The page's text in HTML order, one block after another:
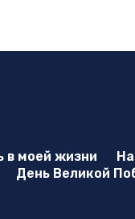
в моей жизни
День Великой